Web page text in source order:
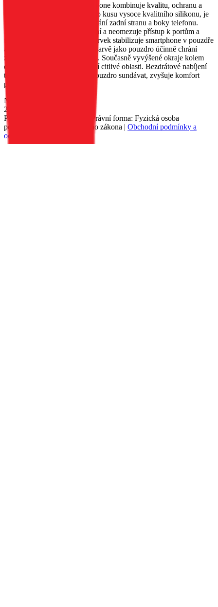
Pouzdro Roar Cloud Skin Silicone kombinuje kvalitu, ochranu a
pohodlí. Je vyrobeno z jednoho kusu vysoce kvalitního silikonu, je
příjemné na dotek a účinně chrání zadní stranu a boky telefonu.
Perfektně se přizpůsobí zařízení a neomezuje přístup k portům a
tlačítkům. Vnitřní zpevňující prvek stabilizuje smartphone v pouzdře
a jemné polstrování ve stejné barvě jako pouzdro účinně chrání
zadní stranu před poškrábáním. Současně vyvýšené okraje kolem
obrazovky a fotoaparátu chrání citlivé oblasti. Bezdrátové nabíjení
telefonu, aniž by bylo nutné pouzdro sundávat, zvyšuje komfort
používání.
Nedostupné
229 Kč
Petr Matyáš, IČ: 00705331, Právní forma: Fyzická osoba
podnikající dle živnostenského zákona | Obchodní podmínky a
ochrana osobních údajů